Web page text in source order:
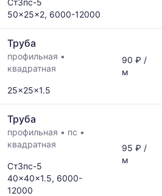
Ст3пс-5
50x25x2, 6000-12000
Труба
профильная •
квадратная
25x25x1.5
90 ₽ /
м
Труба
профильная • пс •
квадратная
Ст3пс-5
40x40x1.5, 6000-
12000
95 ₽ /
м